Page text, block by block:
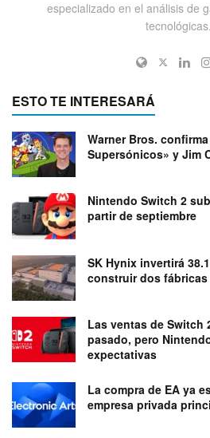
especializado en el análisis de
tecnológicas.
ESTO TE INTERESARÁ
Warner Bros.
Supersónicos» y Jim
Nintendo Switch 2
partir de septiembre
SK Hynix invertirá
construir dos fábricas
Las ventas de Switch
pasado, pero
expectativas
La compra de EA ya
empresa privada